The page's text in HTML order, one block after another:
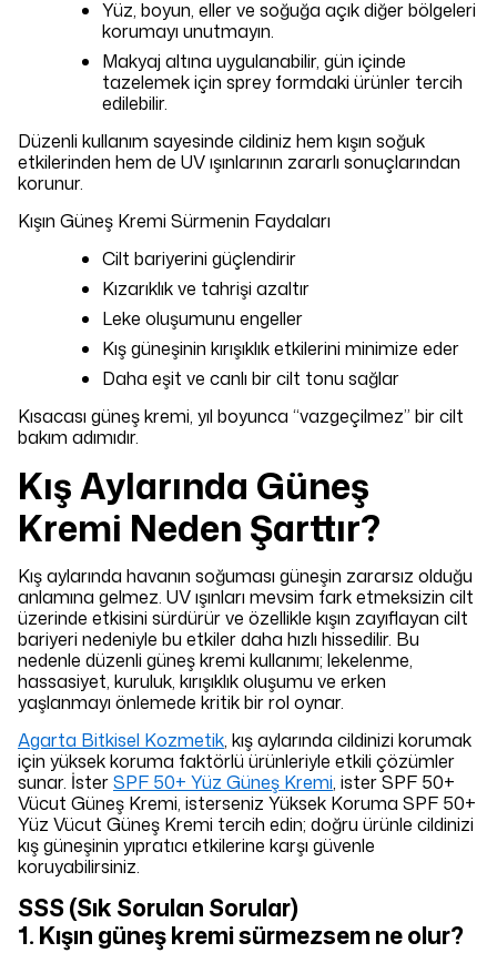
Yüz, boyun, eller ve soğuğa açık diğer bölgeleri
korumayı unutmayın.
Makyaj altına uygulanabilir, gün içinde
tazelemek için sprey formdaki ürünler tercih
edilebilir.
Düzenli kullanım sayesinde cildiniz hem kışın soğuk
etkilerinden hem de UV ışınlarının zararlı sonuçlarından
korunur.
Kışın Güneş Kremi Sürmenin Faydaları
Cilt bariyerini güçlendirir
Kızarıklık ve tahrişi azaltır
Leke oluşumunu engeller
Kış güneşinin kırışıklık etkilerini minimize eder
Daha eşit ve canlı bir cilt tonu sağlar
Kısacası güneş kremi, yıl boyunca “vazgeçilmez” bir cilt
bakım adımıdır.
Kış Aylarında Güneş
Kremi Neden Şarttır?
Kış aylarında havanın soğuması güneşin zararsız olduğu
anlamına gelmez. UV ışınları mevsim fark etmeksizin cilt
üzerinde etkisini sürdürür ve özellikle kışın zayıflayan cilt
bariyeri nedeniyle bu etkiler daha hızlı hissedilir. Bu
nedenle düzenli güneş kremi kullanımı; lekelenme,
hassasiyet, kuruluk, kırışıklık oluşumu ve erken
yaşlanmayı önlemede kritik bir rol oynar.
Agarta Bitkisel Kozmetik, kış aylarında cildinizi korumak
için yüksek koruma faktörlü ürünleriyle etkili çözümler
sunar. İsterSPF 50+ Yüz Güneş Kremi, ister SPF 50+
Vücut Güneş Kremi, isterseniz Yüksek Koruma SPF 50+
Yüz Vücut Güneş Kremi tercih edin; doğru ürünle cildinizi
kış güneşinin yıpratıcı etkilerine karşı güvenle
koruyabilirsiniz.
SSS (Sık Sorulan Sorular)
1. Kışın güneş kremi sürmezsem ne olur?